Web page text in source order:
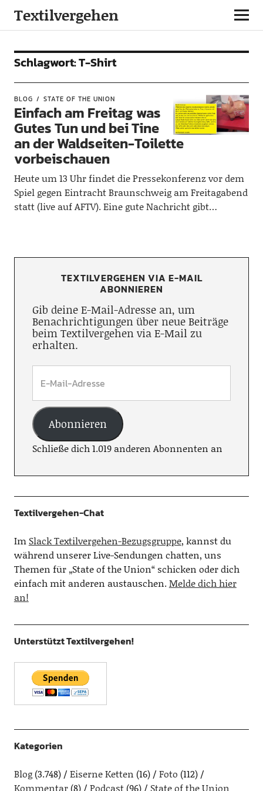
Textilvergehen
Schlagwort:T-Shirt
BLOG STATE OF THE UNION
Einfach am Freitag was
Gutes Tun und bei Tine
an der Waldseiten-Toilette
vorbeischauen
Heute um 13 Uhr findet die Pressekonferenz vor dem
Spiel gegen Eintracht Braunschweig am Freitagabend
statt (live auf AFTV). Eine gute Nachricht gibt…
TEXTILVERGEHEN VIA E-MAIL
ABONNIEREN
Gib deine E-Mail-Adresse an, um
Benachrichtigungen über neue Beiträge
beim Textilvergehen via E-Mail zu
erhalten.
Abonnieren
Schließe dich 1.019 anderen Abonnenten an
Textilvergehen-Chat
Im Slack Textilvergehen-Bezugsgruppe, kannst du
während unserer Live-Sendungen chatten, uns
Themen für „State of the Union“ schicken oder dich
einfach mit anderen austauschen.Melde dich hier
an!
Unterstützt Textilvergehen!
Kategorien
Blog(3.748) Eiserne Ketten (16) Foto (112)
Kommentar(8) Podcast(96) State of the Union